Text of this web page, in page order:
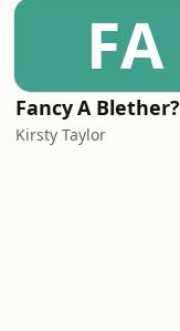
FA
Fancy A Blether?
Kirsty Taylor